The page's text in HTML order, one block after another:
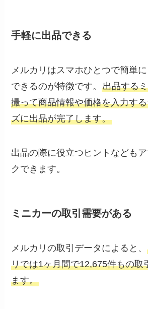
手軽に出品できる
メルカリはスマホひとつで簡単
できるのが特徴です。出品する
撮って商品情報や価格を入力す
ズに出品が完了します。
出品の際に役立つヒントなども
クできます。
ミニカーの取引需要がある
メルカリの取引データによると、
リでは1ヶ月間で12,675件もの取
ます。